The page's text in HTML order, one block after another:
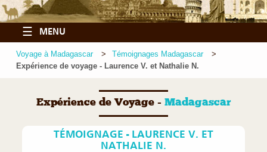
☰ MENU
Voyage à Madagascar
Témoignages Madagascar
Expérience de voyage - Laurence V. et Nathalie N.
Expérience de Voyage - Madagascar
TÉMOIGNAGE - LAURENCE V. ET
NATHALIE N.